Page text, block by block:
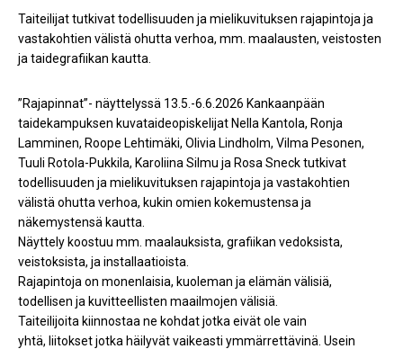
Taiteilijat tutkivat todellisuuden ja mielikuvituksen rajapintoja ja
vastakohtien välistä ohutta verhoa, mm. maalausten, veistosten
ja taidegrafiikan kautta.
”Rajapinnat”- näyttelyssä 13.5.-6.6.2026 Kankaanpään
taidekampuksen kuvataideopiskelijat Nella Kantola, Ronja
Lamminen, Roope Lehtimäki, Olivia Lindholm, Vilma Pesonen,
Tuuli Rotola-Pukkila, Karoliina Silmu ja Rosa Sneck tutkivat
todellisuuden ja mielikuvituksen rajapintoja ja vastakohtien
välistä ohutta verhoa, kukin omien kokemustensa ja
näkemystensä kautta.
Näyttely koostuu mm. maalauksista, grafiikan vedoksista,
veistoksista, ja installaatioista.
Rajapintoja on monenlaisia, kuoleman ja elämän välisiä,
todellisen ja kuvitteellisten maailmojen välisiä.
Taiteilijoita kiinnostaa ne kohdat jotka eivät ole vain
yhtä, liitokset jotka häilyvät vaikeasti ymmärrettävinä. Usein